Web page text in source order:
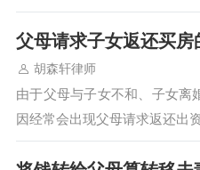
父母请求子女返还买房
胡森轩律师
由于父母与子女不和、子女离
因经常会出现父母请求返还出